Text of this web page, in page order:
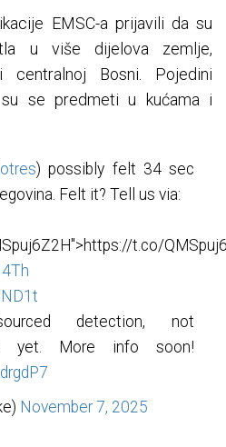
EMSC-a prijavili da su
u više dijelova zemlje,
Bosni. Pojedini
se predmeti u kućama i
) possibly felt 34 sec
Felt it? Tell us via:
t.co/
detection, not
yet. More info soon!
November 7, 2025